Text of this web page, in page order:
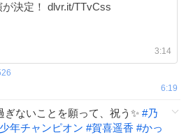
が決定！ dlvr.it/TTvCss
3:14
6:19
ぎないことを願って、祝う✨ #乃
年チャンピオン #賀喜遥香 #かっ